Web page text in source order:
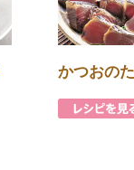
かつおの